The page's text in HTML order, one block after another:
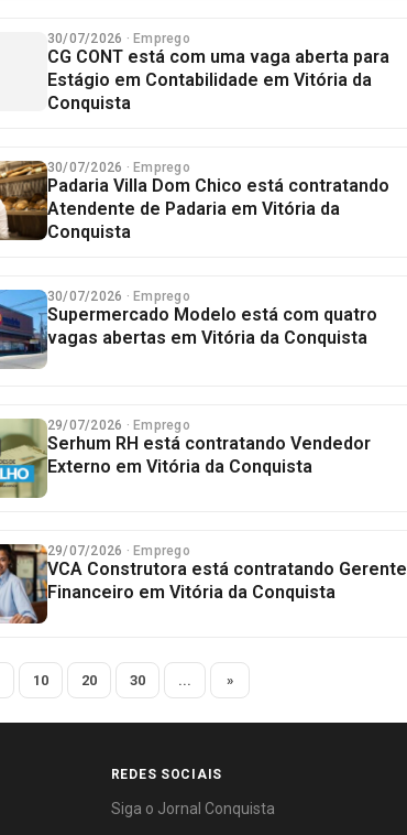
30/07/2026 · Emprego
CG CONT está com uma vaga aberta para
Estágio em Contabilidade em Vitória da
Conquista
30/07/2026 · Emprego
Padaria Villa Dom Chico está contratando
Atendente de Padaria em Vitória da
Conquista
30/07/2026 · Emprego
Supermercado Modelo está com quatro
vagas abertas em Vitória da Conquista
29/07/2026 · Emprego
Serhum RH está contratando Vendedor
Externo em Vitória da Conquista
29/07/2026 · Emprego
VCA Construtora está contratando Gerente
Financeiro em Vitória da Conquista
10 20 30 ... »
REDES SOCIAIS
Siga o Jornal Conquista